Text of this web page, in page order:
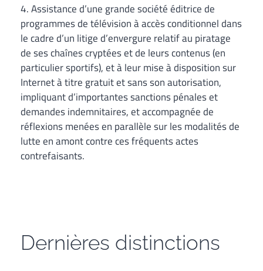
4. Assistance d’une grande société éditrice de
programmes de télévision à accès conditionnel dans
le cadre d’un litige d’envergure relatif au piratage
de ses chaînes cryptées et de leurs contenus (en
particulier sportifs), et à leur mise à disposition sur
Internet à titre gratuit et sans son autorisation,
impliquant d’importantes sanctions pénales et
demandes indemnitaires, et accompagnée de
réflexions menées en parallèle sur les modalités de
lutte en amont contre ces fréquents actes
contrefaisants.
Dernières distinctions